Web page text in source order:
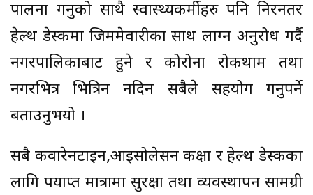
पालना गर्नुको साथै स्वास्थ्यकर्मीहरु पनि निरनतर
हेल्थ डेस्कमा जिममेवारीका साथ लाग्न अनुरोध गर्दै
नगरपालिकाबाट हुने र कोरोना रोकथाम तथा
नगरभित्र भित्रिन नदिन सबैले सहयोग गर्नुपर्ने
बताउनुभयो ।
सबै कवारेनटाईन,आईसोलेसन कक्षा र हेल्थ डेस्कका
लागि पर्याप्त मात्रामा सुरक्षा तथा व्यवस्थापन सामग्री